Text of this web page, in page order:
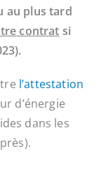
au plus tard
contrat si
l’attestation
d’énergie
dans les